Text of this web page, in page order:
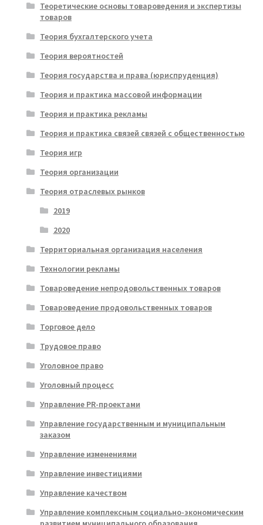
Теоретические основы товароведения и экспертизы
товаров
Теория бухгалтерского учета
Теория вероятностей
Теория государства и права (юриспруденция)
Теория и практика массовой информации
Теория и практика рекламы
Теория и практика связей связей с общественностью
Теория игр
Теория организации
Теория отраслевых рынков
2019
2020
Территориальная организация населения
Технологии рекламы
Товароведение непродовольственных товаров
Товароведение продовольственных товаров
Торговое дело
Трудовое право
Уголовное право
Уголовный процесс
Управление PR-проектами
Управление государственным и муниципальным
заказом
Управление изменениями
Управление инвестициями
Управление качеством
Управление комплексным социально-экономическим